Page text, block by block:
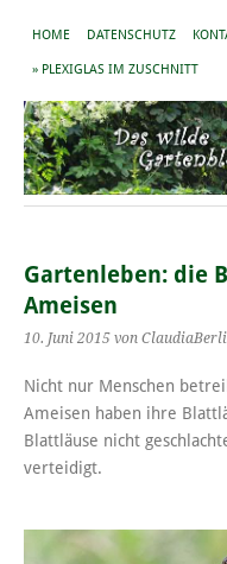
HOME DATENSCHUTZ
» PLEXIGLAS IM ZUSCHNITT
Gartenleben: die
Ameisen
10. Juni 2015 von
Nicht nur Menschen
Ameisen haben ihre
Blattläuse nicht
verteidigt.